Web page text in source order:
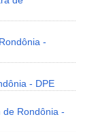
-
- DPE
de Rondônia -